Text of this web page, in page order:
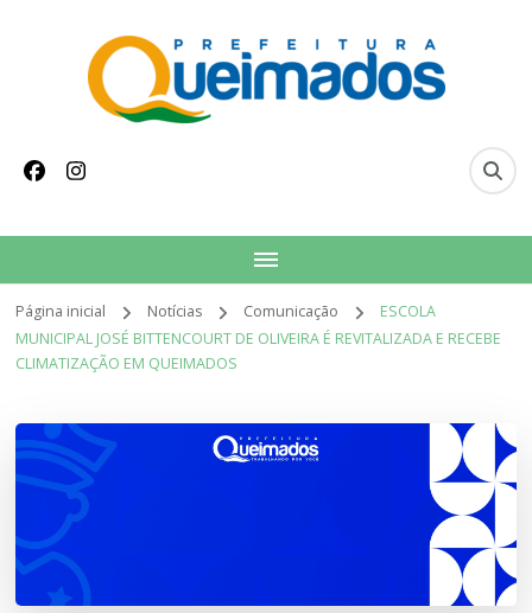
Prefeitura Municipal
Página inicial Notícias Comunicação
ESCOLA
MUNICIPAL JOSÉ BITTENCOURT DE OLIVEIRA É REVITALIZADA E RECEBE
CLIMATIZAÇÃO EM QUEIMADOS